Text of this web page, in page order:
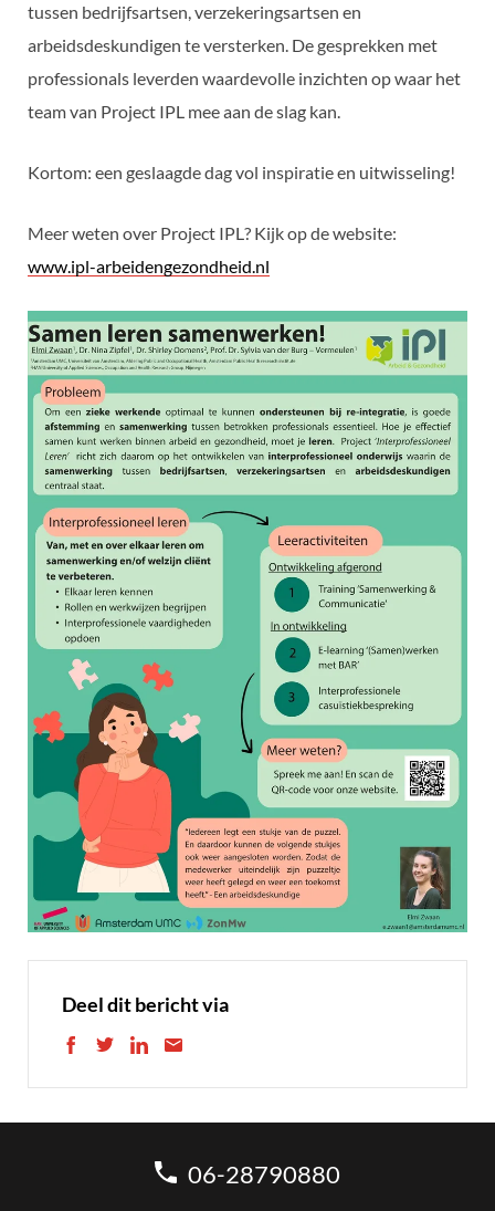
tussen bedrijfsartsen, verzekeringsartsen en
arbeidsdeskundigen te versterken. De gesprekken met
professionals leverden waardevolle inzichten op waar het
team van Project IPL mee aan de slag kan.
Kortom: een geslaagde dag vol inspiratie en uitwisseling!
Meer weten over Project IPL? Kijk op de website:
www.ipl-arbeidengezondheid.nl
Deel dit bericht via
06-28790880